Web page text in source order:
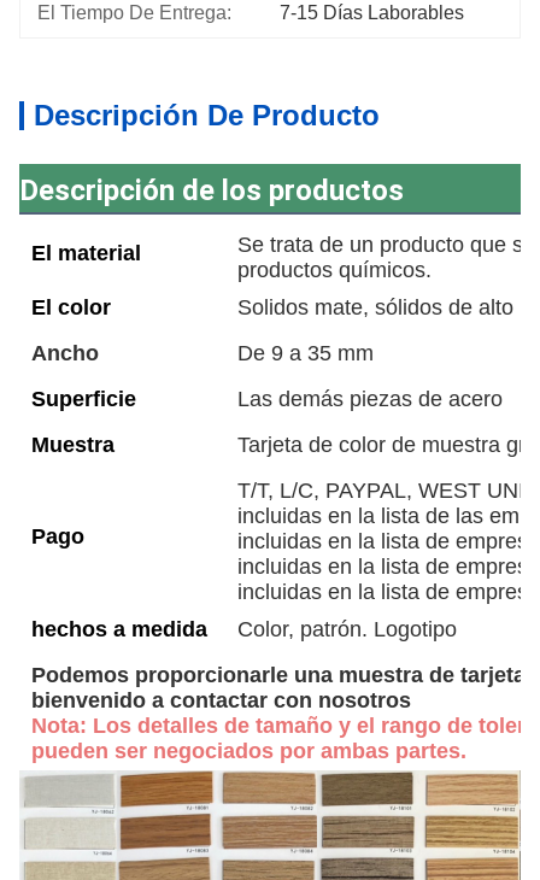
El Tiempo De Entrega: 7-15 Días Laborables
Descripción De Producto
Descripción de los productos
El material
Se trata de un producto que
productos químicos.
El color
Solidos mate, sólidos de alto
Ancho
De 9 a 35 mm
Superficie
Las demás piezas de acero
Muestra
Tarjeta de color de muestra
Pago
T/T, L/C, PAYPAL, WEST
incluidas en la lista de las
incluidas en la lista de
incluidas en la lista de
incluidas en la lista de
hechos a medida
Color, patrón. Logotipo
Podemos proporcionarle una muestra de tarjeta
bienvenido a contactar con nosotros
Nota: Los detalles de tamaño y el rango de
pueden ser negociados por ambas partes.